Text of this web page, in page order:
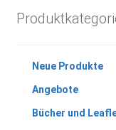
Neue Produkte
Angebote
Bücher und